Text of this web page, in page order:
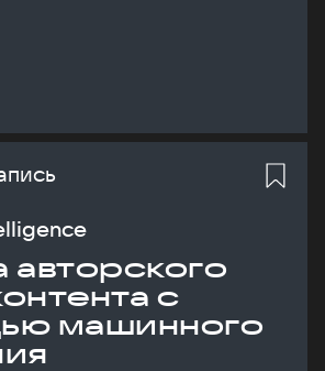
авторского
с
машинного